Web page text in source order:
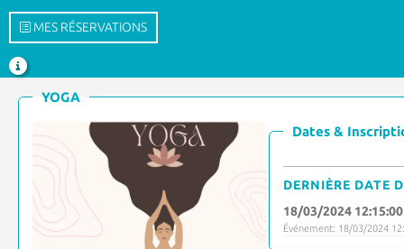
MES RÉSERVATIONS
YOGA
Dates &
DERNIÈRE DATE
18/03/2024 12:15:00
Événement: 18/03/2024